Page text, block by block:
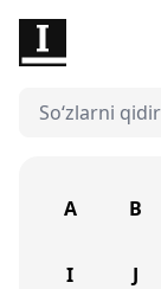
A B
I J